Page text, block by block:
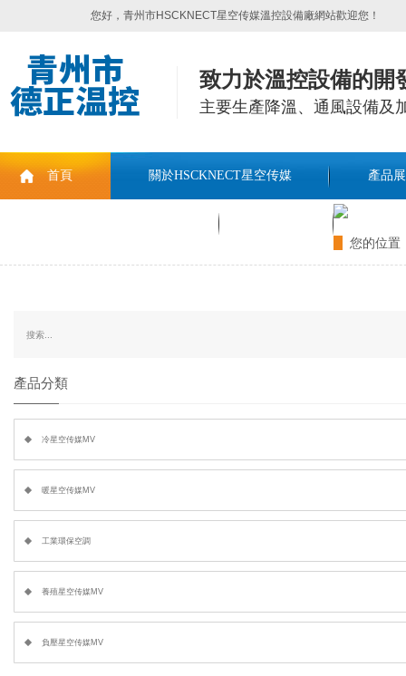
您好，青州市HSCKNECT星空传媒溫控設備廠網站歡迎您！
致力於溫控設備的開發
主要生產降溫、通風設備
首頁 關於HSCKNECT星空传媒 產品
您的位置
產品分類
冷星空传媒MV
暖星空传媒MV
工業環保空調
養殖星空传媒MV
負壓星空传媒MV